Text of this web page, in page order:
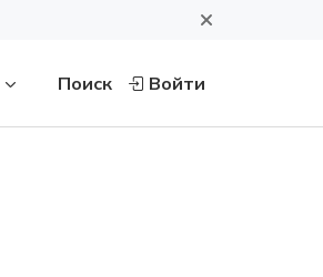
Поиск Войти